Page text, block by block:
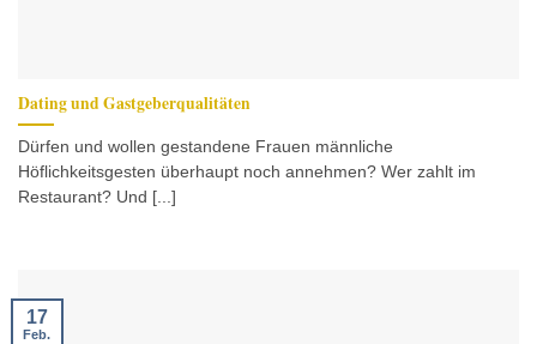
Dating und Gastgeberqualitäten
Dürfen und wollen gestandene Frauen männliche
Höflichkeitsgesten überhaupt noch annehmen? Wer zahlt im
Restaurant? Und [...]
17
Feb.